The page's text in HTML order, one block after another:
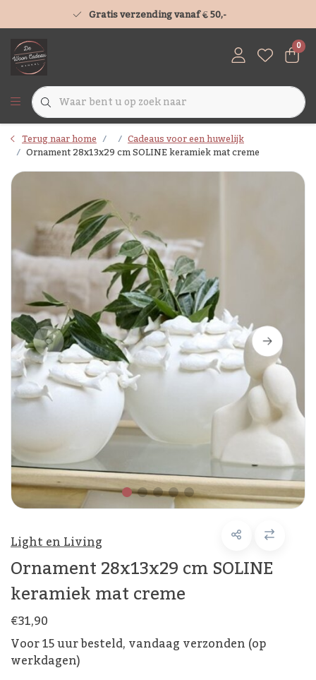
Gratis verzending vanaf € 50,-
0
Terug naar home Cadeaus voor een huwelijk
Ornament 28x13x29 cm SOLINE keramiek mat creme
Light en Living
Ornament 28x13x29 cm SOLINE
keramiek mat creme
€31,90
Voor 15 uur besteld, vandaag verzonden (op
werkdagen)